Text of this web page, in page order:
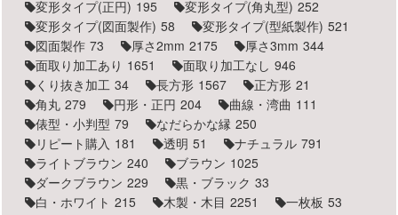
変形タイプ(正円) 195 変形タイプ(角丸型) 252
変形タイプ(図面製作) 58 変形タイプ(型紙製作) 521
図面製作 73 厚さ2mm 2175 厚さ3mm 344
面取り加工あり 1651 面取り加工なし 946
くり抜き加工 34 長方形 1567 正方形 21
角丸 279 円形・正円 204 曲線・湾曲 111
俵型・小判型 79 なだらかな縁 250
リピート購入 181 透明 51 ナチュラル 791
ライトブラウン 240 ブラウン 1025
ダークブラウン 229 黒・ブラック 33
白・ホワイト 215 木製・木目 2251 一枚板 53